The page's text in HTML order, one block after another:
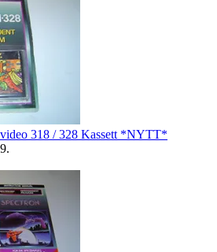
318 / 328 Kassett *NYTT*
.